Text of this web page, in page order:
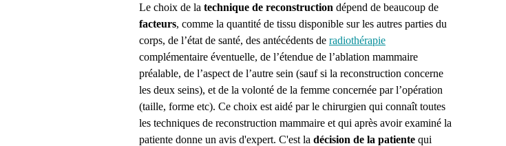
Le choix de la technique de reconstruction dépend de beaucoup de
facteurs, comme la quantité de tissu disponible sur les autres parties du
corps, de l’état de santé, des antécédents de radiothérapie
complémentaire éventuelle, de l’étendue de l’ablation mammaire
préalable, de l’aspect de l’autre sein (sauf si la reconstruction concerne
les deux seins), et de la volonté de la femme concernée par l’opération
(taille, forme etc). Ce choix est aidé par le chirurgien qui connaît toutes
les techniques de reconstruction mammaire et qui après avoir examiné la
patiente donne un avis d'expert. C'est la décision de la patiente qui